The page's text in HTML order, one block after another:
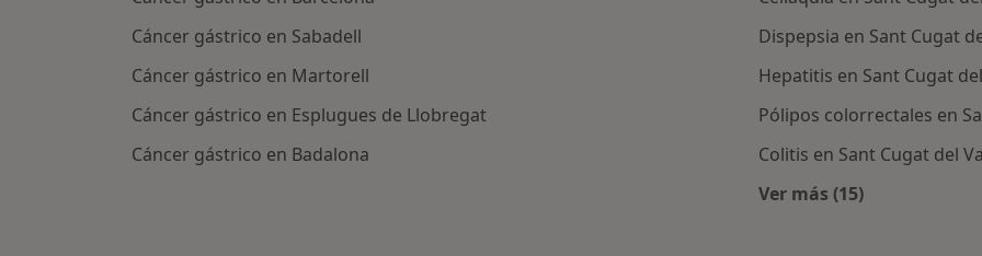
Cáncer gástrico en Sabadell
Cáncer gástrico en Martorell
Cáncer gástrico en Esplugues de Llobregat
Cáncer gástrico en Badalona
Dispepsia en Sant Cugat
Hepatitis en Sant Cugat
Pólipos colorrectales en
Colitis en Sant Cugat del
Ver más (15)